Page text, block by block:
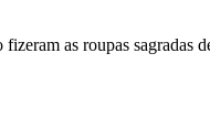
as roupas sagradas